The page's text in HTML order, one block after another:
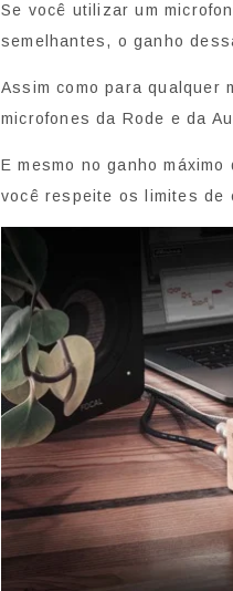
Se você utilizar um
semelhantes, o ganho
Assim como para qualquer
microfones da Rode e da
E mesmo no ganho
você respeite os limites